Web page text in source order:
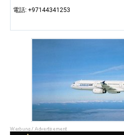
電話: +97144341253